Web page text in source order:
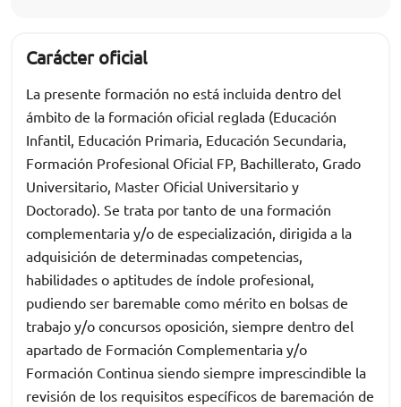
Carácter oficial
La presente formación no está incluida dentro del
ámbito de la formación oficial reglada (Educación
Infantil, Educación Primaria, Educación Secundaria,
Formación Profesional Oficial FP, Bachillerato, Grado
Universitario, Master Oficial Universitario y
Doctorado). Se trata por tanto de una formación
complementaria y/o de especialización, dirigida a la
adquisición de determinadas competencias,
habilidades o aptitudes de índole profesional,
pudiendo ser baremable como mérito en bolsas de
trabajo y/o concursos oposición, siempre dentro del
apartado de Formación Complementaria y/o
Formación Continua siendo siempre imprescindible la
revisión de los requisitos específicos de baremación de